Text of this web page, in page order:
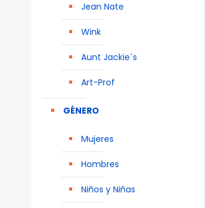
Jean Nate
Wink
Aunt Jackie´s
Art-Prof
GÉNERO
Mujeres
Hombres
Niños y Niñas